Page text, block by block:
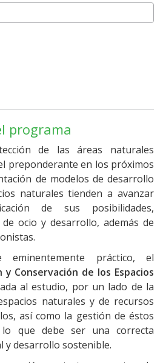
programa
de las áreas naturales
preponderante en los próximos
de modelos de desarrollo
naturales tienden a avanzar
de sus posibilidades,
ocio y desarrollo, además de
eminentemente práctico, el
y Conservación de los Espacios
al estudio, por un lado de la
naturales y de recursos
así como la gestión de éstos
que debe ser una correcta
desarrollo sostenible.